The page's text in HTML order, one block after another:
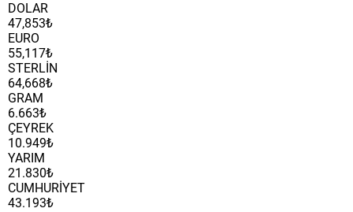
DOLAR
47,853₺
EURO
55,117₺
STERLİN
64,668₺
GRAM
6.663₺
ÇEYREK
10.949₺
YARIM
21.830₺
CUMHURİYET
43.193₺